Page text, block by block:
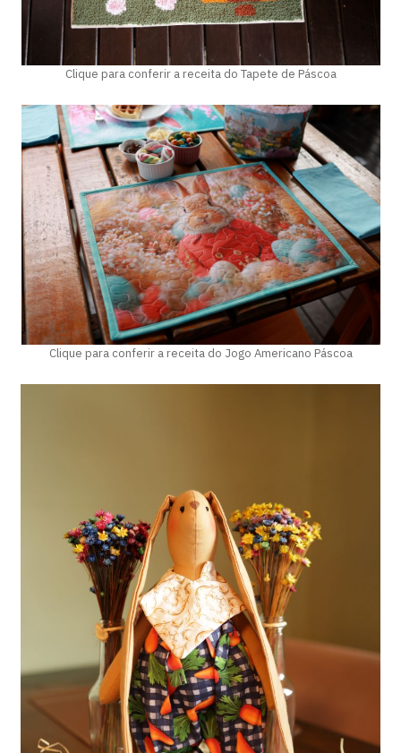
Clique para conferir a receita do Tapete de Páscoa
Clique para conferir a receita do Jogo Americano Páscoa